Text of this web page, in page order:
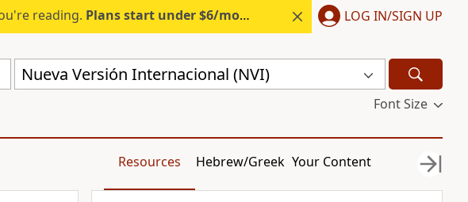
reading. Plans start under $6/month. Start free. LOG IN/SIGN UP
Nueva Versión Internacional (NVI)
Font Size
Resources Hebrew/Greek Your Content